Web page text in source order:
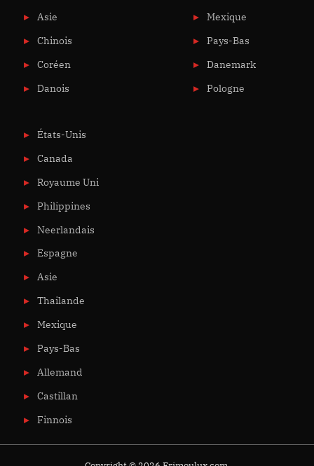
Asie
Chinois
Coréen
Danois
Mexique
Pays-Bas
Danemark
Pologne
États-Unis
Canada
Royaume Uni
Philippines
Neerlandais
Espagne
Asie
Thailande
Mexique
Pays-Bas
Allemand
Castillan
Finnois